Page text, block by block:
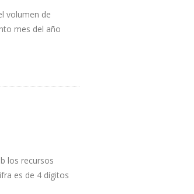
volumen de
mes del año
los recursos
es de 4 dígitos